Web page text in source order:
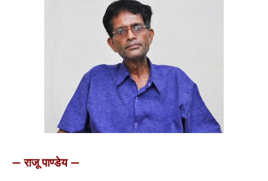
— राजू पाण्डेय —